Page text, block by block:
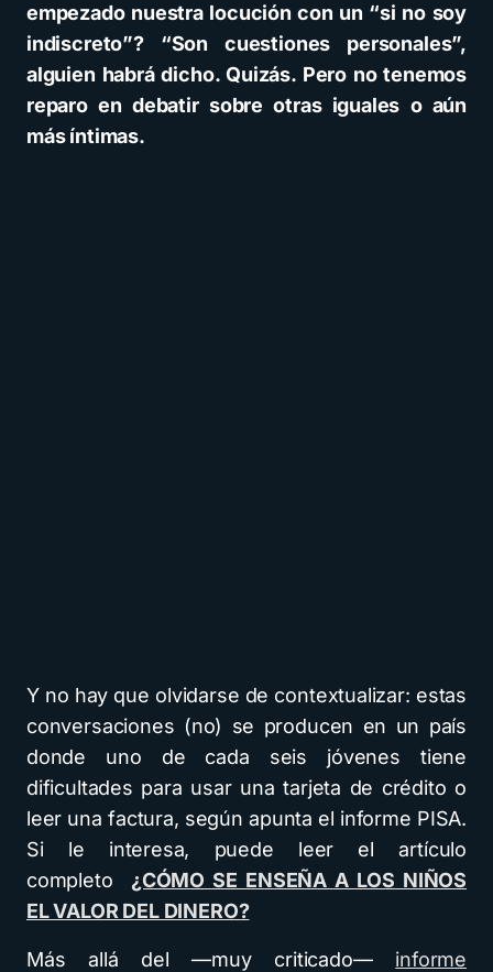
empezado nuestra locución con un “si no soy
indiscreto”? “Son cuestiones personales”,
alguien habrá dicho. Quizás. Pero no tenemos
reparo en debatir sobre otras iguales o aún
más íntimas.
Y no hay que olvidarse de contextualizar: estas
conversaciones (no) se producen en un país
donde uno de cada seis jóvenes tiene
dificultades para usar una tarjeta de crédito o
leer una factura, según apunta el informe PISA.
Si le interesa, puede leer el artículo
completo ¿CÓMO SE ENSEÑA A LOS NIÑOS
EL VALOR DEL DINERO?
Más allá del —muy criticado— informe